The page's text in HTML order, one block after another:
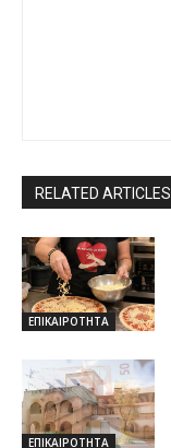
RELATED ARTICLES
ΕΠΙΚΑΙΡΟΤΗΤΑ
ΕΠΙΚΑΙΡΟΤΗΤΑ